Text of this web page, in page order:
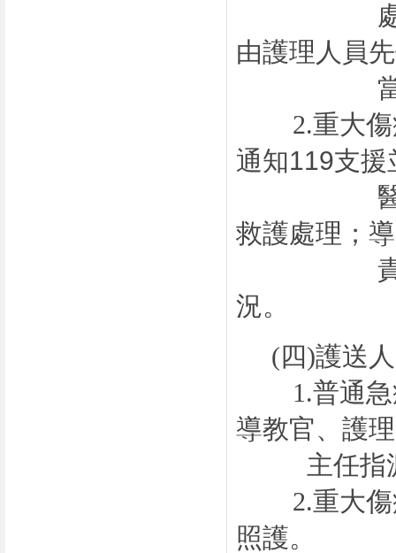
處指定代
由護理人員
當處
2.重大
通知119支援
醫，並由
救護處理；
責聯絡家
況。
(四)護送
1.普通
導教官、護
主任指派
2.重大
照護。